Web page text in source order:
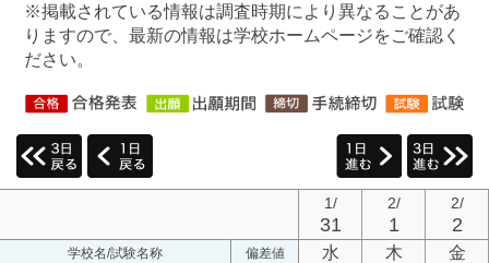
※掲載されている情報は調査時期により異なることがあ
りますので、最新の情報は学校ホームページをご確認く
ださい。
1/
31
2/
1
2/
2
学校名/試験名称 偏差値 水 木
金